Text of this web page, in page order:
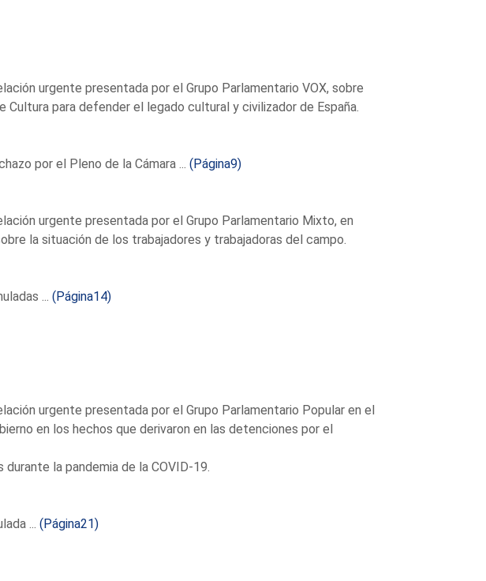
urgente presentada por el Grupo Parlamentario VOX, sobre
para defender el legado cultural y civilizador de España.
por el Pleno de la Cámara ... (Página9)
urgente presentada por el Grupo Parlamentario Mixto, en
la situación de los trabajadores y trabajadoras del campo.
... (Página14)
urgente presentada por el Grupo Parlamentario Popular en el
en los hechos que derivaron en las detenciones por el
la pandemia de la COVID-19.
... (Página21)